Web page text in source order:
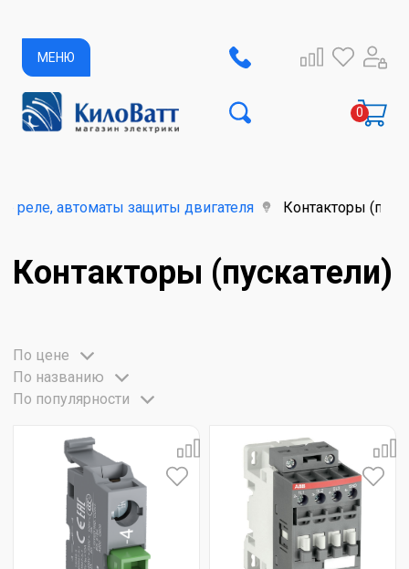
МЕНЮ
реле, автоматы защиты двигателя Контакторы
Контакторы (пускатели)
По цене
По названию
По популярности